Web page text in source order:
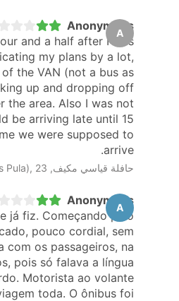
A
Anonymous
and a half after I was
my plans by a lot,
the VAN (not a bus as
up and dropping off
the area. Also I was not
be arriving late until 15
we were supposed to
arrive.
حافلة قياسي مكيف, Fils Pula (Fils Pula), 23‏/10‏/2023
A
Anonymous
já fiz. Começando pelo
pouco cordial, sem
com os passageiros, na
pois só falava a língua
Motorista ao volante
toda. O ônibus foi